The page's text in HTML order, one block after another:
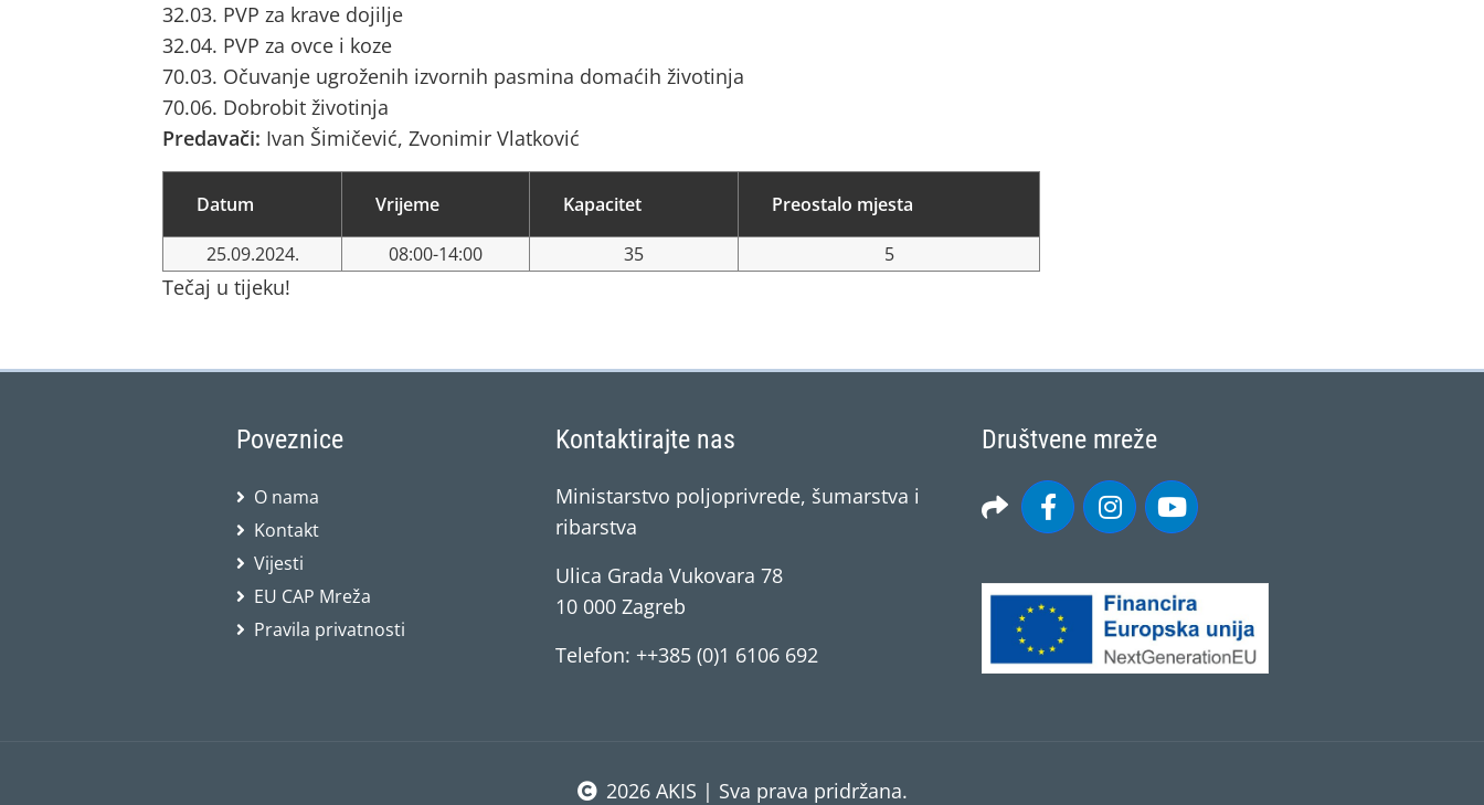
32.03. PVP za krave dojilje
32.04. PVP za ovce i koze
70.03. Očuvanje ugroženih izvornih pasmina domaćih životinja
70.06. Dobrobit životinja
Predavači: Ivan Šimičević, Zvonimir Vlatković
Datum Vrijeme Kapacitet Preostalo mjesta
25.09.2024. 08:00-14:00 35 5
Tečaj u tijeku!
Poveznice
O nama
Kontakt
Vijesti
EU CAP Mreža
Pravila privatnosti
Kontaktirajte nas
Ministarstvo poljoprivrede, šumarstva i
ribarstva
Ulica Grada Vukovara 78
10 000 Zagreb
Telefon: ++385 (0)1 6106 692
Društvene mreže
2026 AKIS | Sva prava pridržana.